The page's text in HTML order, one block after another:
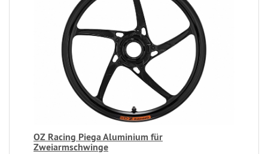
OZ Racing Piega Aluminium für
Zweiarmschwinge